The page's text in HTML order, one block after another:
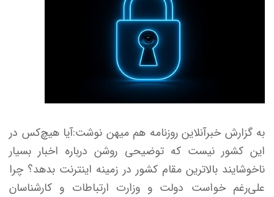
به گزارش خبرآنلاین روزنامه هم میهن نوشت:آیا هیچ‌کس در
این کشور نیست که توضیحی روشن درباره اخبار بسیار
ناخوشایند بالاترین مقام کشور در زمینه اینترنت بدهد؟ چرا
علی‌رغم خواست دولت و وزارت ارتباطات و کارشناسان